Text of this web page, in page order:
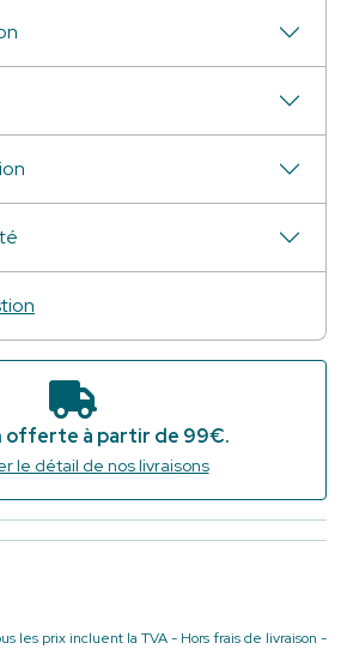
offerte à partir de 99€.
le détail de nos livraisons
les prix incluent la TVA - Hors frais de livraison -